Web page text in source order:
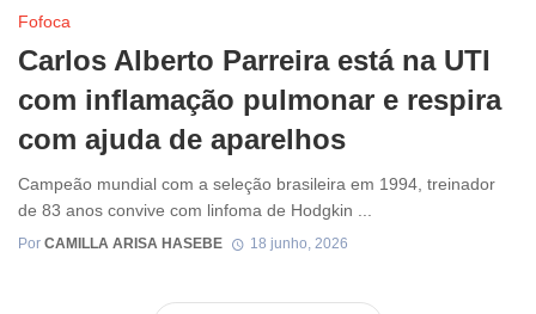
Fofoca
Carlos Alberto Parreira está na UTI
com inflamação pulmonar e respira
com ajuda de aparelhos
Campeão mundial com a seleção brasileira em 1994, treinador
de 83 anos convive com linfoma de Hodgkin ...
Por CAMILLA ARISA HASEBE 18 junho, 2026